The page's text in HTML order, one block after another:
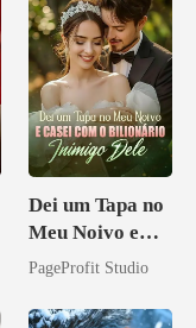
Dei um Tapa no
Meu Noivo e
Casei com o
Inimigo Dele
PageProfit Studio